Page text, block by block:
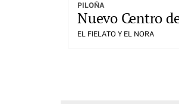
PILOÑA
Nuevo Centro
EL FIELATO Y EL NORA